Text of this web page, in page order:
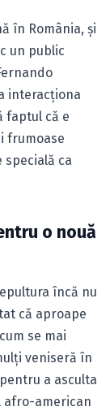
în România, şi
un public
interacţiona
faptul că e
frumoase
specială ca
o nouă
încă nu
că aproape
se mai
veniseră în
a asculta
afro-american